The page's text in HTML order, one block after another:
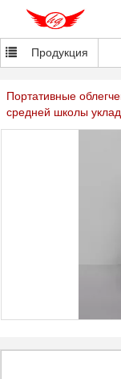
Продукция
Портативные
средней школы